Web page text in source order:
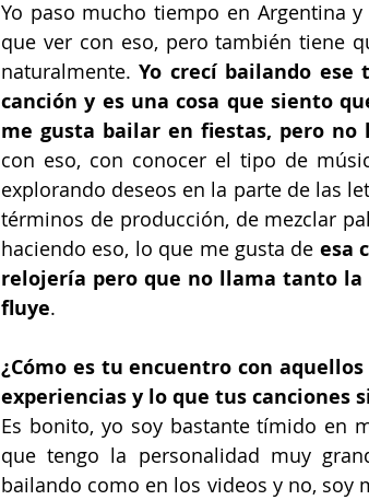
Yo paso mucho tiempo en Argentina
que ver con eso, pero también tiene
naturalmente. Yo crecí bailando ese
canción y es una cosa que siento
me gusta bailar en fiestas, pero no
con eso, con conocer el tipo de
explorando deseos en la parte de las
términos de producción, de mezclar
haciendo eso, lo que me gusta de esa
relojería pero que no llama tanto
fluye.
¿Cómo es tu encuentro con
experiencias y lo que tus canciones
Es bonito, yo soy bastante tímido en
que tengo la personalidad muy
bailando como en los videos y no, soy